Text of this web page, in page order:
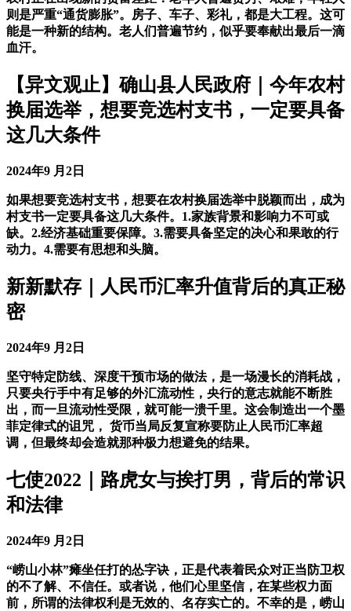
则是严重“通货膨胀”。房子、车子、彩礼，都是大工程。这可
能是一种新的结构。老人们普遍节约，似乎要奉献出最后一滴
血汗。
【异文观止】确山县人民政府｜今年农村
换届选举，想要竞选村支书，一定要具备
这几大条件
2024年9 月2日
如果想要竞选村支书，想要在农村换届选举中脱颖而出，成为
村支书一定要具备这几大条件。1.家族背景和影响力不可或
缺。2.经济基础重要保障。3.需要具备坚定的决心和果敢的行
动力。4.需要有思想和头脑。
新新默存｜人民币汇率升值背后的真正秘
密
2024年9 月2日
坚守特定防线、深度干预市场的做法，是一场漫长的消耗战，
只要央行手中有足够的外汇流动性，央行的意志就能不断胜
出，而一旦流动性受限，就可能一溃千里。这会制造出一个墨
菲定律式的诅咒， 货币当局反复宣称要防止人民币汇率超
调，但最终却会造就那种极力想避免的结果。
七使2022｜路虎女与挨打男，背后的常识
和法律
2024年9 月2日
“崂山小林”瘫坐任打的怂字诀，正是代表着民众对正当防卫权
的不了解、不信任。或者说，他们心里坚信，在某些权力面
前，所谓的法律权利是无效的、名存实亡的。不幸的是，崂山